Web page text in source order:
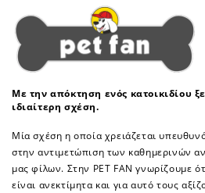
Με την απόκτηση ενός κατοικιδίου
ιδιαίτερη σχέση.
Μία σχέση η οποία χρειάζεται
στην αντιμετώπιση των καθημερινών
μας φίλων. Στην PET FAN γνωρίζουμε
είναι ανεκτίμητα και για αυτό τους